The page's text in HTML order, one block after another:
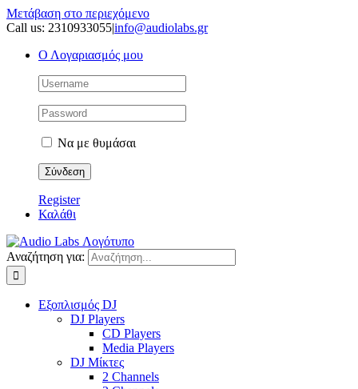
Μετάβαση στο περιεχόμενο
Call us: 2310933055|info@audiolabs.gr
Ο Λογαριασμός μου
Να με θυμάσαι
Register
Καλάθι
Αναζήτηση για:
Εξοπλισμός DJ
DJ Players
CD Players
Media Players
DJ Μίκτες
2 Channels